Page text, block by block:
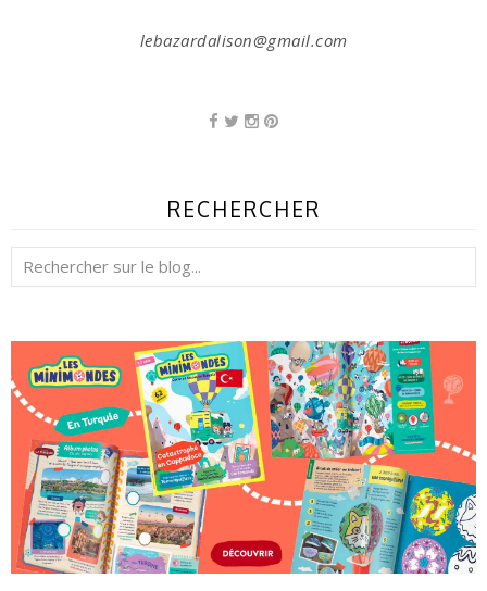
lebazardalison@gmail.com
RECHERCHER